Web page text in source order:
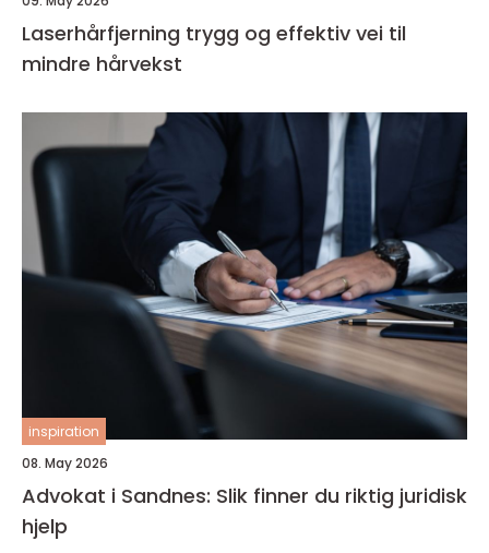
Laserhårfjerning trygg og effektiv vei til
mindre hårvekst
inspiration
08. May 2026
Advokat i Sandnes: Slik finner du riktig juridisk
hjelp